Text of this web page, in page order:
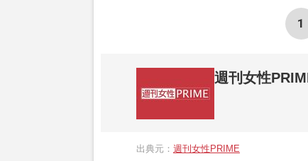
1
週刊女性
か、女性週刊誌『週刊女性』の誌面に掲
出典元： 週刊女性PRIME